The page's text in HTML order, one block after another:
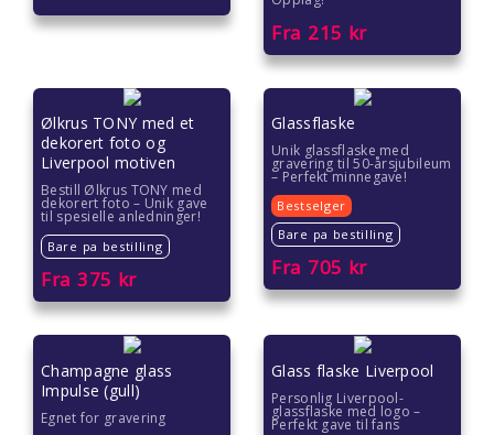
Gaver til ektefelle
Gaver til han
Gaver til henne
Gaver til jenter
Gaver til jubileet
Gaver til kjære
Gaver til kolleger
Gaver til kona
Fra 215 kr
Ølkrus TONY med et
dekorert foto og
Liverpool motiven
Bestill Ølkrus TONY med
dekorert foto – Unik gave
til spesielle anledninger!
Bare pa bestilling
Fra 375 kr
Glassflaske
Unik glassflaske med
gravering til 50-årsjubileum
– Perfekt minnegave!
Bestselger
Bare pa bestilling
Fra 705 kr
Champagne glass
Impulse (gull)
Egnet for gravering
Glass flaske Liverpool
Personlig Liverpool-
glassflaske med logo –
Perfekt gave til fans